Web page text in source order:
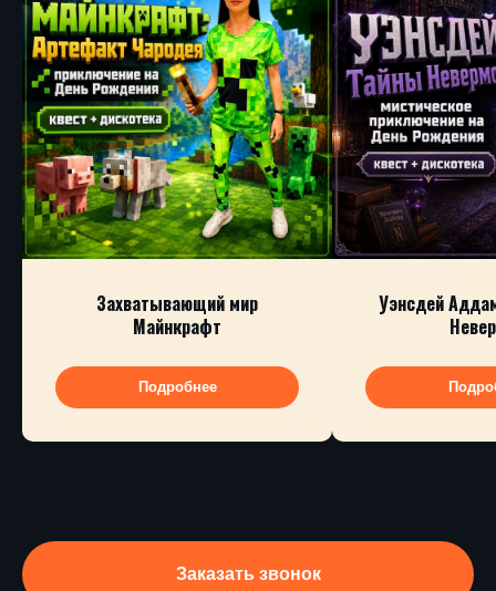
Захватывающий мир
Майнкрафт
Подробнее
Уэнсдей
Заказать звонок